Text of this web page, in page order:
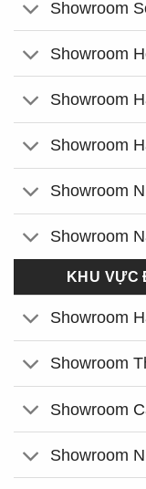
Showroom
Showroom
Showroom
Showroom
Showroom
Showroom
KHU VỰC
Showroom
Showroom
Showroom
Showroom